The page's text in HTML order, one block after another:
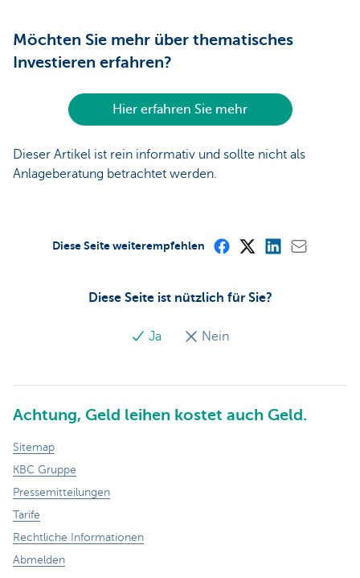
Möchten Sie mehr über thematisches
Investieren erfahren?
Hier erfahren Sie mehr
Dieser Artikel ist rein informativ und sollte nicht als
Anlageberatung betrachtet werden.
Diese Seite ist nützlich für Sie?
Ja Nein
Diese Seite weiterempfehlen
Achtung, Geld leihen kostet auch Geld.
Sitemap
KBC Gruppe
Pressemitteilungen
Tarife
Rechtliche Informationen
Abmelden